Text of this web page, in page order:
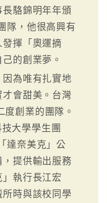
駱錦明年年頒
隊，他很高興有
揮「奧運摘
的創業夢。
因為唯有扎實地
會甜美。台灣
創業的團隊。
大學學生團
達奈美克」公
提供輸出服務
執行長江宏
時與該校同學